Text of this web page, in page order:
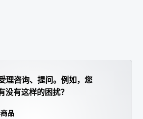
理咨询、提问。例如，您
没有这样的困扰？
品